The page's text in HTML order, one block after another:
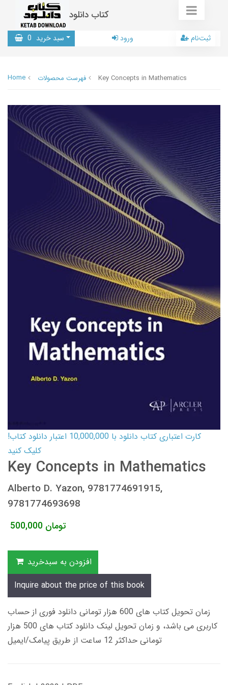
کتاب دانلود
سبد خرید 0 ورود ثبت‌نام
Home فهرست محصولات Key Concepts in Mathematics
کارت اعتباری کتاب دانلود با 10,000,000 اعتبار دانلود کتاب!
کلیک کنید
Key Concepts in Mathematics
Alberto D. Yazon, 9781774691915,
9781774693698
500,000 تومان
افزودن به سبدخرید
Inquire about the price of this book
زمان تحویل کتاب های 600 هزار تومانی دانلود فوری از حساب
کاربری می باشد، و زمان تحویل لینک دانلود کتاب های 500 هزار
تومانی حداکثر 12 ساعت از طریق پیامک/ایمیل